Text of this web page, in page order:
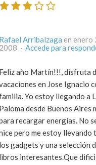
Rafael Arribalzaga en enero
2008 · Accede para
Feliz año Martín!!!, disfruta
en Jose Ignacio
Yo estoy llegando a
Paloma desde Buenos Aires
recargar energías. No
pero me estoy llevando
los gadgets y una selección
libros interesantes.Que